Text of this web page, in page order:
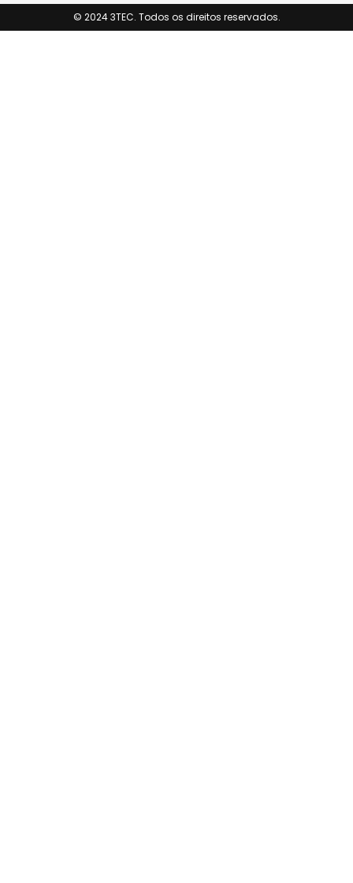
© 2024 3TEC. Todos os direitos reservados.